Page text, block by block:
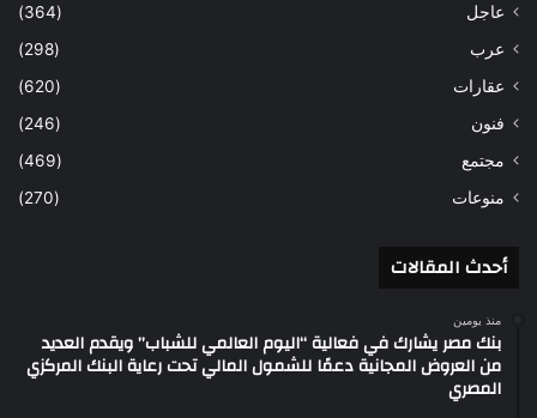
عاجل
(364)
عرب
(298)
عقارات
(620)
فنون
(246)
مجتمع
(469)
منوعات
(270)
أحدث المقالات
منذ يومين
بنك مصر يشارك في فعالية “اليوم العالمي للشباب” ويقدم العديد
من العروض المجانية دعمًا للشمول المالي تحت رعاية البنك المركزي
المصري